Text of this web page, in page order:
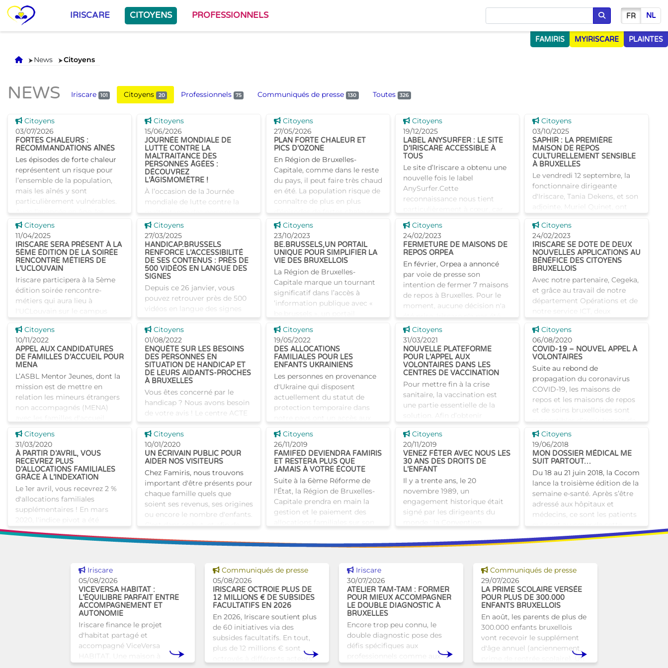
IRISCARE CITOYENS PROFESSIONNELS
Chercher
FR NL
FAMIRIS MYIRISCARE PLAINTES
Accueil
News Citoyens
NEWS Iriscare 101 Citoyens 20 Professionnels 75 Communiqués de presse 130 Toutes 326
Voir cette news
Citoyens
03/07/2026
FORTES CHALEURS :
RECOMMANDATIONS AÎNÉS
Les épisodes de forte chaleur
représentent un risque pour
l’ensemble de la population,
mais les aînés y sont
particulièrement vulnérables.
Avec l’avancée en âge, les
mécanismes de thermo
Voir cette news
Citoyens
15/06/2026
JOURNÉE MONDIALE DE
LUTTE CONTRE LA
MALTRAITANCE DES
PERSONNES ÂGÉES :
DÉCOUVREZ
L’ÂGISMOMÈTRE !
À l’occasion de la Journée
mondiale de lutte contre la
maltraitance des personnes
âgées, plusieurs associations
belges, dont l’asbl Infor-
Homes-Info qui est subsidiée
par Iriscare, lancent l
Voir cette news
Citoyens
27/05/2026
PLAN FORTE CHALEUR ET
PICS D’OZONE
En Région de Bruxelles-
Capitale, comme dans le reste
du pays, il peut faire très chaud
en été. La population risque de
connaître de plus en plus
d’épisodes de fortes chaleurs
accompagnés de
Voir cette news
Citoyens
19/12/2025
LABEL ANYSURFER : LE SITE
D’IRISCARE ACCESSIBLE À
TOUS
Le site d’Iriscare a obtenu une
nouvelle fois le label
AnySurfer.Cette
reconnaissance nous tient
elle confirme que notre
plateforme est accessible et
lisible pour l�
Voir cette news
Citoyens
03/10/2025
SAPHIR : LA PREMIÈRE
MAISON DE REPOS
CULTURELLEMENT SENSIBLE
À BRUXELLES
Le vendredi 12 septembre, la
fonctionnaire dirigeante
d'Iriscare, Tania Dekens, et son
adjointe, Muriel Quinet, ont
repos Saphir à Laeken. Cet
établissement démontre c
Voir cette news
Citoyens
11/04/2025
IRISCARE SERA PRÉSENT À LA
5ÈME ÉDITION DE LA SOIRÉE
RENCONTRE MÉTIERS DE
L’UCLOUVAIN
Iriscare participera à la 5ème
édition soirée rencontre-
métiers qui aura lieu à
l'UCLouvain sur le campus
nos collaborateurs pour en
savoir plus sur Iriscare e
Voir cette news
Citoyens
27/03/2025
HANDICAP.BRUSSELS
RENFORCE L’ACCESSIBILITÉ
DE SES CONTENUS : PRÈS DE
500 VIDÉOS EN LANGUE DES
SIGNES
Depuis ce 26 janvier, vous
pouvez retrouver près de 500
vidéos en langue des signes
sur le site handicap.brussels.
Ces vidéos ont pour objectif de
permettre aux personnes
sourdes et malentendantes
Voir cette news
Citoyens
23/10/2023
BE.BRUSSELS,UN PORTAIL
UNIQUE POUR SIMPLIFIER LA
VIE DES BRUXELLOIS
La Région de Bruxelles-
Capitale marque un tournant
significatif dans l’accès à
’information publique avec «
nouvelle génération au service
des citoyens. En Ré
Voir cette news
Citoyens
24/02/2023
FERMETURE DE MAISONS DE
REPOS ORPEA
En février, Orpea a annoncé
par voie de presse son
intention de fermer 7 maisons
de repos à Bruxelles. Pour le
moment, aucune décision n'a
été prise. Iriscare n'a pas été
notifié officiellem
Voir cette news
Citoyens
24/02/2023
IRISCARE SE DOTE DE DEUX
NOUVELLES APPLICATIONS AU
BÉNÉFICE DES CITOYENS
BRUXELLOIS
Avec notre partenaire, Cegeka,
et grâce au travail de notre
département Opérations et de
notre service ICT, deux
développées afin d'offrir un
service de qualité
Voir cette news
Citoyens
10/11/2022
APPEL AUX CANDIDATURES
DE FAMILLES D’ACCUEIL POUR
MENA
L’ASBL Mentor Jeunes, dont la
mission est de mettre en
relation les mineurs étrangers
non accompagnés (MENA)
et/ou de parrainage, et de les
accompagner tout au long du
Voir cette news
Citoyens
01/08/2022
ENQUÊTE SUR LES BESOINS
DES PERSONNES EN
SITUATION DE HANDICAP ET
DE LEURS AIDANTS-PROCHES
À BRUXELLES
Vous êtes concerné par le
handicap ? Nous avons besoin
de votre avis ! Le centre ACTE
a été mandaté par la COCOF
et la COCOM pour réaliser une
étude sur la situation et les
besoins des pers
Voir cette news
Citoyens
19/05/2022
DES ALLOCATIONS
FAMILIALES POUR LES
ENFANTS UKRAINIENS
Les personnes en provenance
d'Ukraine qui disposent
actuellement du statut de
protection temporaire dans
droits sociaux, y compris le
droit aux allocations familiales.
Voir cette news
Citoyens
31/03/2021
NOUVELLE PLATEFORME
POUR L’APPEL AUX
VOLONTAIRES DANS LES
CENTRES DE VACCINATION
Pour mettre fin à la crise
sanitaire, la vaccination est
une partie essentielle de la
solution. Afin d’obtenir
souhaitée, il est primordial que
le vaccin soit administré a
Voir cette news
Citoyens
06/08/2020
COVID-19 – NOUVEL APPEL À
VOLONTAIRES
Suite au rebond de
propagation du coronavirus
COVID-19, les maisons de
repos et les maisons de repos
et de soins bruxelloises sont
susceptibles d’avoir besoin de
personnel supplémentaire
durant la
Voir cette news
Citoyens
31/03/2020
À PARTIR D’AVRIL, VOUS
RECEVREZ PLUS
D’ALLOCATIONS FAMILIALES
GRÂCE À L’INDEXATION
Le 1er avril, vous recevrez 2 %
d'allocations familiales
supplémentaires ! En mars
2020, l'indice pivot a été
dépassé, ce qui signifie que les
allocations sociales, y compris
Voir cette news
Citoyens
10/01/2020
UN ÉCRIVAIN PUBLIC POUR
AIDER NOS VISITEURS
Chez Famiris, nous trouvons
important d'être présents pour
chaque famille quels que
soient ses revenus, ses origines
ou encore le nombre d'enfants.
C'est dans ce but, et afin de
Voir cette news
Citoyens
26/11/2019
FAMIFED DEVIENDRA FAMIRIS
ET RESTERA PLUS QUE
JAMAIS À VOTRE ÉCOUTE
Suite à la 6ème Réforme de
l'État, la Région de Bruxelles-
Capitale prendra en main la
gestion et le paiement des
2020. À cette date,
Voir cette news
Citoyens
20/11/2019
VENEZ FÊTER AVEC NOUS LES
30 ANS DES DROITS DE
L’ENFANT
Il y a trente ans, le 20
novembre 1989, un
engagement historique était
signé par les dirigeants du
l'enfant. Cet anniversaire est
Voir cette news
Citoyens
19/06/2018
MON DOSSIER MÉDICAL ME
SUIT PARTOUT…
Du 18 au 21 juin 2018, la Cocom
lance la troisième édition de la
semaine e-santé. Après s’être
adressé aux hôpitaux et
médecins, ce sont les patients
qui sont au cœur de cette
édition. L�
Voir cette news
Iriscare
05/08/2026
VICEVERSA HABITAT :
L’ÉQUILIBRE PARFAIT ENTRE
ACCOMPAGNEMENT ET
AUTONOMIE
Iriscare finance le projet
d'habitat partagé et
accompagné ViceVersa
HABITAT. Une maison à
Voir cette news
Communiqués de presse
05/08/2026
IRISCARE OCTROIE PLUS DE
12 MILLIONS € DE SUBSIDES
FACULTATIFS EN 2026
En 2026, Iriscare soutient plus
de 60 initiatives via des
subsides facultatifs. En tout,
plus de 12 millions € sont
Voir cette news
Iriscare
30/07/2026
ATELIER TAM-TAM : FORMER
POUR MIEUX ACCOMPAGNER
LE DOUBLE DIAGNOSTIC À
BRUXELLES
Encore trop peu connu, le
double diagnostic pose des
défis spécifiques aux
professionnels comme aux
Voir cette news
Communiqués de presse
29/07/2026
LA PRIME SCOLAIRE VERSÉE
POUR PLUS DE 300.000
ENFANTS BRUXELLOIS
En août, les parents de plus de
300.000 enfants bruxellois
vont recevoir le supplément
d'âge annuel (anciennement
prime de rentrée scolaire). Un